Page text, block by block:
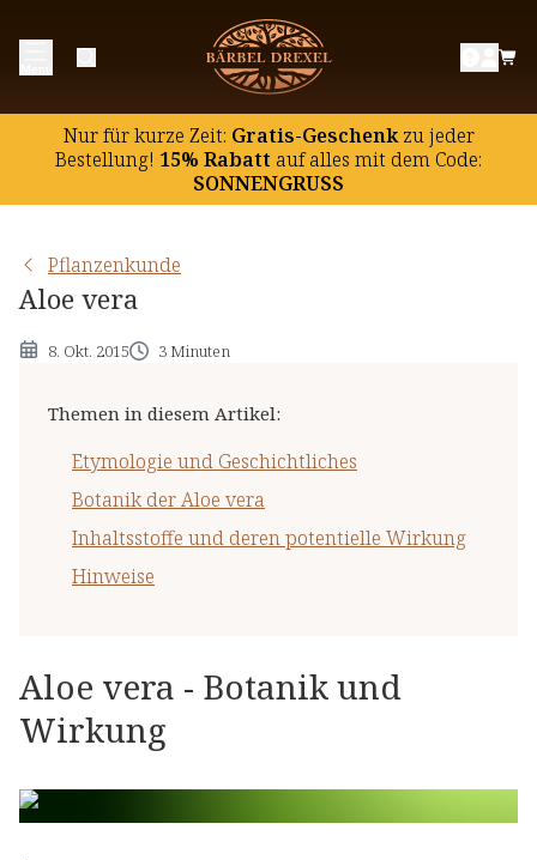
Nur für kurze Zeit: Gratis-Geschenkzu jeder
Bestellung! 15% Rabatt auf alles mit dem Code:
SONNENGRUSS
Pflanzenkunde
Aloe vera
8. Okt. 2015 3 Minuten
Themen in diesem Artikel:
Etymologie und Geschichtliches
Botanik der Aloe vera
Inhaltsstoffe und deren potentielle Wirkung
Hinweise
Etymologie und Geschichtliches
Botanik der Aloe vera
Inhaltsstoffe und deren potentielle Wirkung
Hinweise
Aloe vera - Botanik und
Wirkung